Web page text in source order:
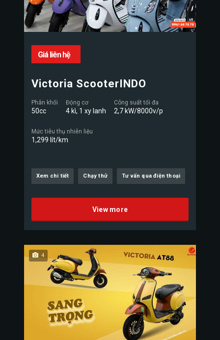
Giá liên hệ
Victoria ScooterINDO
Phân khối
50cc
Động cơ
4 kì, 1 xy lanh
Công suất tối đa
2,7 kW/8000v/p
Mức tiêu thụ nhiên liệu
1,299 lít/km
Xem chi tiết Chạy thử Tư vấn qua điện thoại
View more
4